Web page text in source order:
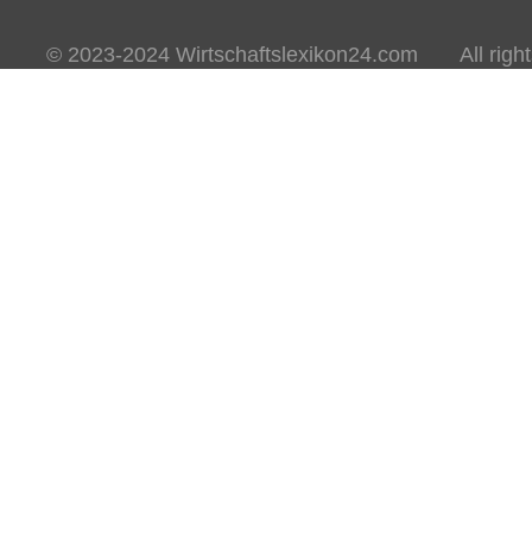
© 2023-2024 Wirtschaftslexikon24.com All